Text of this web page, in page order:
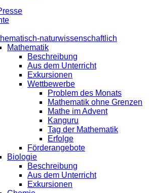
naturwissenschaftlich
Mathematik
Beschreibung
Aus dem Unterricht
Exkursionen
Wettbewerbe
Problem des Monats
Mathematik ohne Grenzen
Mathe im Advent
Kanguru
Tag der Mathematik
Erfolge
Förderangebote
Biologie
Beschreibung
Aus dem Unterricht
Exkursionen